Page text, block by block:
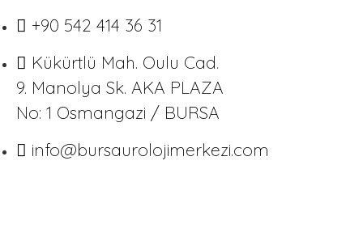
+90 542 414 36 31
Kükürtlü Mah. Oulu Cad.
9. Manolya Sk. AKA PLAZA
No: 1 Osmangazi / BURSA
info@bursaurolojimerkezi.com